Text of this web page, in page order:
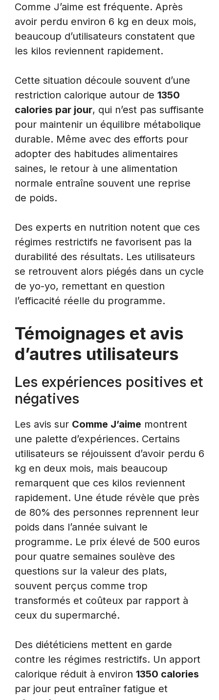
Comme J’aime est fréquente. Après
avoir perdu environ 6 kg en deux mois,
beaucoup d’utilisateurs constatent que
les kilos reviennent rapidement.
Cette situation découle souvent d’une
restriction calorique autour de 1350
calories par jour, qui n’est pas suffisante
pour maintenir un équilibre métabolique
durable. Même avec des efforts pour
adopter des habitudes alimentaires
saines, le retour à une alimentation
normale entraîne souvent une reprise
de poids.
Des experts en nutrition notent que ces
régimes restrictifs ne favorisent pas la
durabilité des résultats. Les utilisateurs
se retrouvent alors piégés dans un cycle
de yo-yo, remettant en question
l’efficacité réelle du programme.
Témoignages et avis
d’autres utilisateurs
Les expériences positives et
négatives
Les avis sur Comme J’aime montrent
une palette d’expériences. Certains
utilisateurs se réjouissent d’avoir perdu 6
kg en deux mois, mais beaucoup
remarquent que ces kilos reviennent
rapidement. Une étude révèle que près
de 80% des personnes reprennent leur
poids dans l’année suivant le
programme. Le prix élevé de 500 euros
pour quatre semaines soulève des
questions sur la valeur des plats,
souvent perçus comme trop
transformés et coûteux par rapport à
ceux du supermarché.
Des diététiciens mettent en garde
contre les régimes restrictifs. Un apport
calorique réduit à environ 1350 calories
par jour peut entraîner fatigue et